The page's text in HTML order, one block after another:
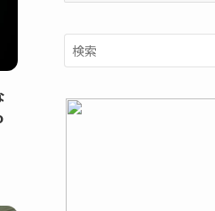
リ
ー